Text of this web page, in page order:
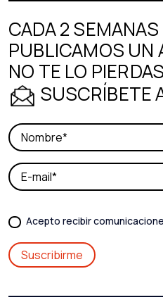
CADA 2 SEMANAS
PUBLICAMOS UN
NO TE LO
SUSCRÍBETE
Acepto recibir